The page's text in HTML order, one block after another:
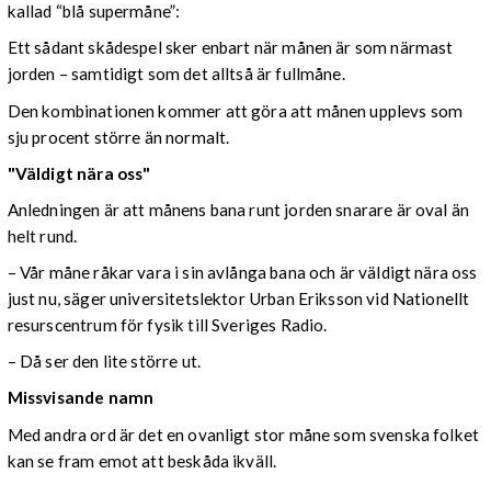
kallad “blå supermåne”:
Ett sådant skådespel sker enbart när månen är som närmast
jorden – samtidigt som det alltså är fullmåne.
Den kombinationen kommer att göra att månen upplevs som
sju procent större än normalt.
"Väldigt nära oss"
Anledningen är att månens bana runt jorden snarare är oval än
helt rund.
– Vår måne råkar vara i sin avlånga bana och är väldigt nära oss
just nu, säger universitetslektor Urban Eriksson vid Nationellt
resurscentrum för fysik till Sveriges Radio.
– Då ser den lite större ut.
Missvisande namn
Med andra ord är det en ovanligt stor måne som svenska folket
kan se fram emot att beskåda ikväll.